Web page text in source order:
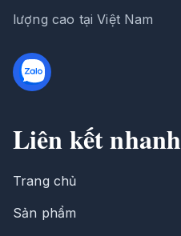
lượng cao tại Việt Nam
Liên kết nhanh
Trang chủ
Sản phẩm